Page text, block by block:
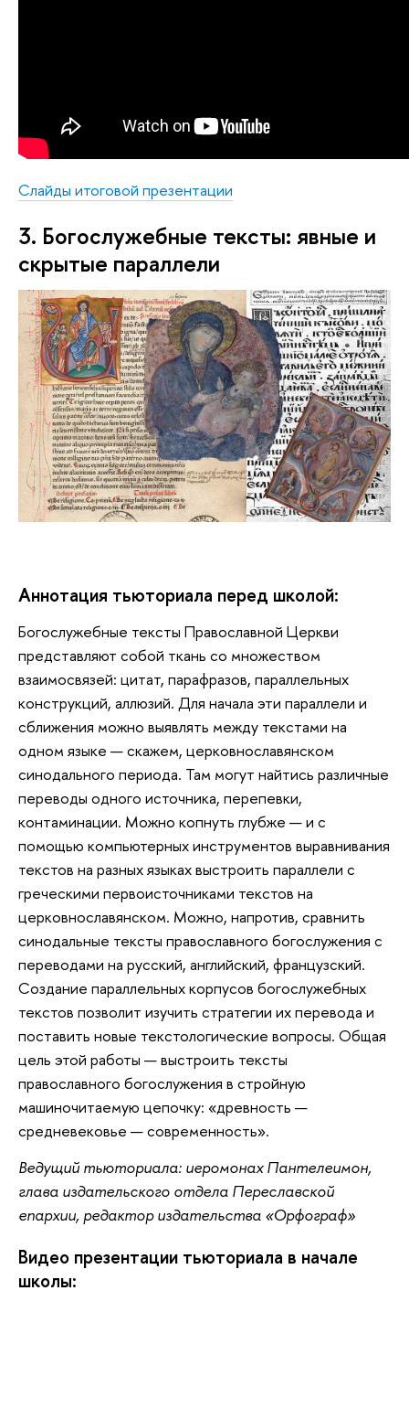
Слайды итоговой презентации
3. Богослужебные тексты: явные и
скрытые параллели
Аннотация тьюториала перед школой:
Богослужебные тексты Православной Церкви
представляют собой ткань со множеством
взаимосвязей: цитат, парафразов, параллельных
конструкций, аллюзий. Для начала эти параллели и
сближения можно выявлять между текстами на
одном языке — скажем, церковнославянском
синодального периода. Там могут найтись различные
переводы одного источника, перепевки,
контаминации. Можно копнуть глубже — и c
помощью компьютерных инструментов выравнивания
текстов на разных языках выстроить параллели с
греческими первоисточниками текстов на
церковнославянском. Можно, напротив, сравнить
синодальные тексты православного богослужения с
переводами на русский, английский, французский.
Создание параллельных корпусов богослужебных
текстов позволит изучить стратегии их перевода и
поставить новые текстологические вопросы. Общая
цель этой работы — выстроить тексты
православного богослужения в стройную
машиночитаемую цепочку: «древность —
средневековье — современность».
Ведущий тьюториала: иеромонах Пантелеимон,
глава издательского отдела Переславской
епархии, редактор издательства «Орфограф»
Видео презентации тьюториала в начале
школы: